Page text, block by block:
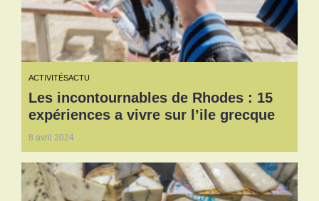
ACTIVITÉSACTU
Les incontournables de Rhodes : 15
expériences a vivre sur l’ile grecque
8 avril 2024